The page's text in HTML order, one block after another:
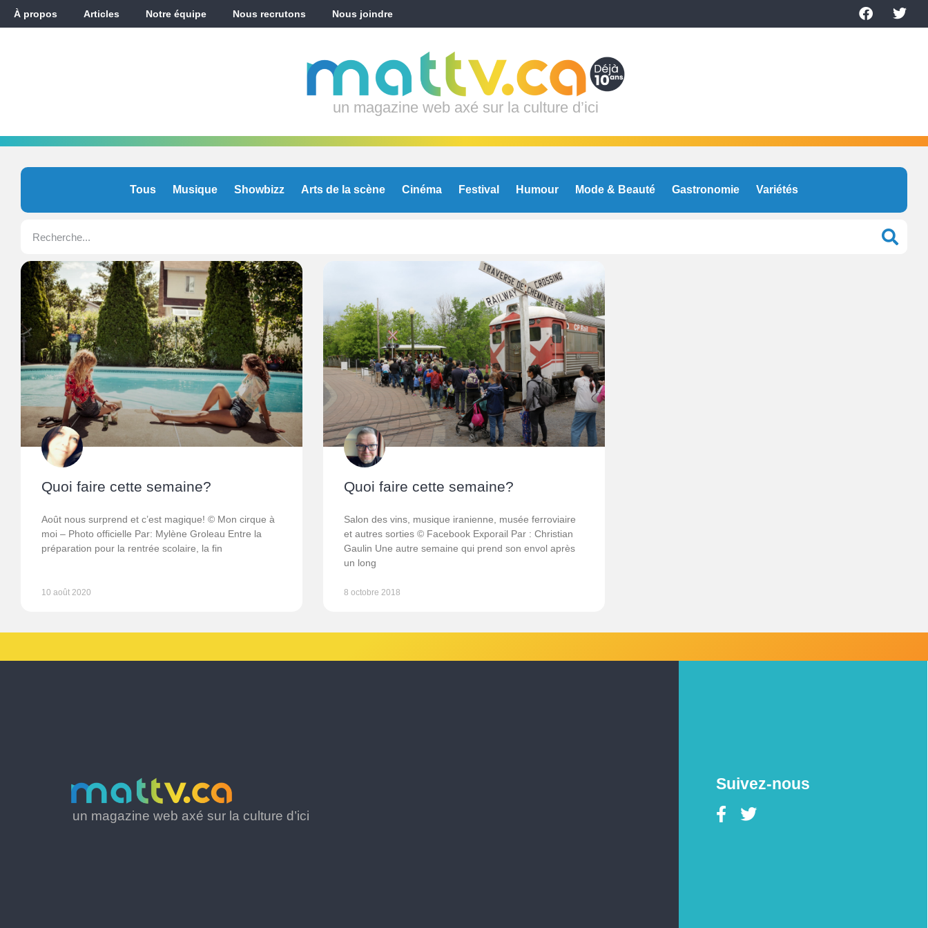
À propos Articles Notre équipe Nous recrutons Nous joindre
un magazine web axé sur la culture d’ici
Tous Musique Showbizz Arts de la scène Cinéma Festival Humour Mode & Beauté Gastronomie Variétés
Quoi faire cette semaine?
Août nous surprend et c’est magique! © Mon cirque à
moi – Photo officielle Par: Mylène Groleau Entre la
préparation pour la rentrée scolaire, la fin
10 août 2020
Quoi faire cette semaine?
Salon des vins, musique iranienne, musée ferroviaire
et autres sorties © Facebook Exporail Par : Christian
Gaulin Une autre semaine qui prend son envol après
un long
8 octobre 2018
un magazine web axé sur la culture d’ici
Suivez-nous